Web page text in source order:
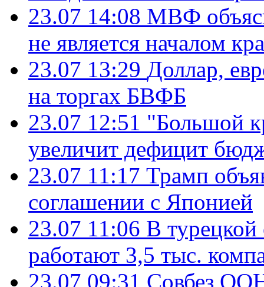
23.07 14:08 МВФ
не является началом
23.07 13:29 Доллар,
на торгах БВФБ
23.07 12:51 "Большой
увеличит дефицит
23.07 11:17 Трамп
соглашении с Японией
23.07 11:06 В
работают 3,5 тыс.
23.07 09:31 Совбез